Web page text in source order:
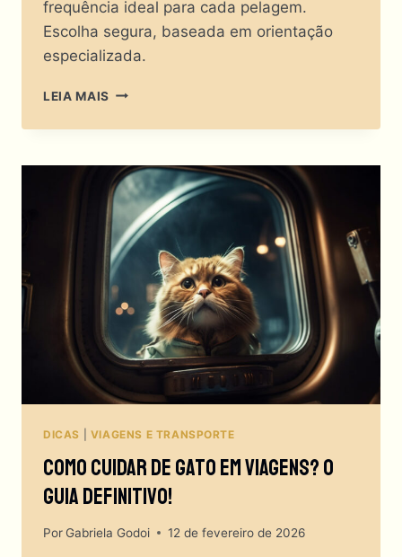
frequência ideal para cada pelagem.
Escolha segura, baseada em orientação
especializada.
LEIA MAIS A
PARA
PERFEITA
EXISTE
MESMO
OU
É
MITO
FELINO?
DICAS VIAGENS E TRANSPORTE
Como Cuidar De Gato Em Viagens? O
Guia Definitivo!
PorGabriela Godoi 12 de fevereiro de 2026